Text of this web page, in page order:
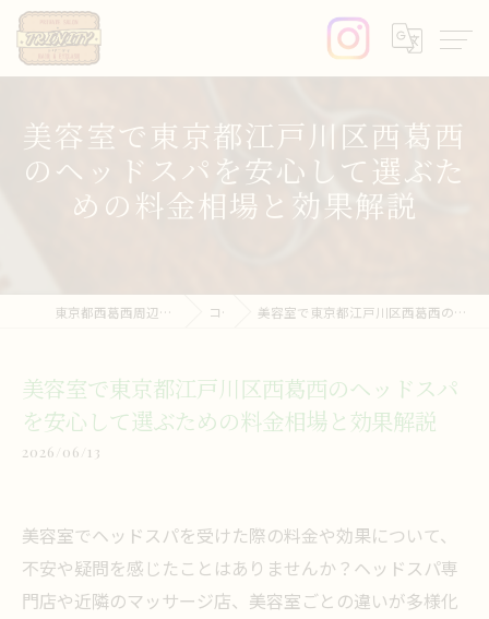
美容室で東京都江戸川区西葛西
のヘッドスパを安心して選ぶた
めの料金相場と効果解説
東京都西葛西周辺の美容室ならprivate salon trinity コラム 美容室で東京都江戸川区西葛西のヘッドスパを安心して選ぶための料金相場と効果解説
美容室で東京都江戸川区西葛西のヘッドスパ
を安心して選ぶための料金相場と効果解説
2026/06/13
美容室でヘッドスパを受けた際の料金や効果について、
不安や疑問を感じたことはありませんか？ヘッドスパ専
門店や近隣のマッサージ店、美容室ごとの違いが多様化